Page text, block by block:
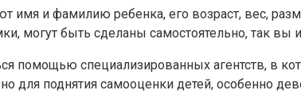
имя и фамилию ребенка, его возраст, вес,
могут быть сделаны самостоятельно, так вы
помощью специализированных агентств, в
для поднятия самооценки детей, особенно